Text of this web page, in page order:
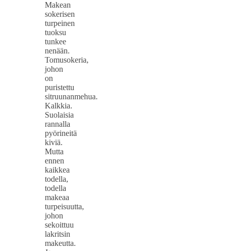
Makean
sokerisen
turpeinen
tuoksu
tunkee
nenään.
Tomusokeria,
johon
on
puristettu
sitruunanmehua.
Kalkkia.
Suolaisia
rannalla
pyörineitä
kiviä.
Mutta
ennen
kaikkea
todella,
todella
makeaa
turpeisuutta,
johon
sekoittuu
lakritsin
makeutta.